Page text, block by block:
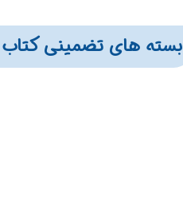
بسته های تضمینی